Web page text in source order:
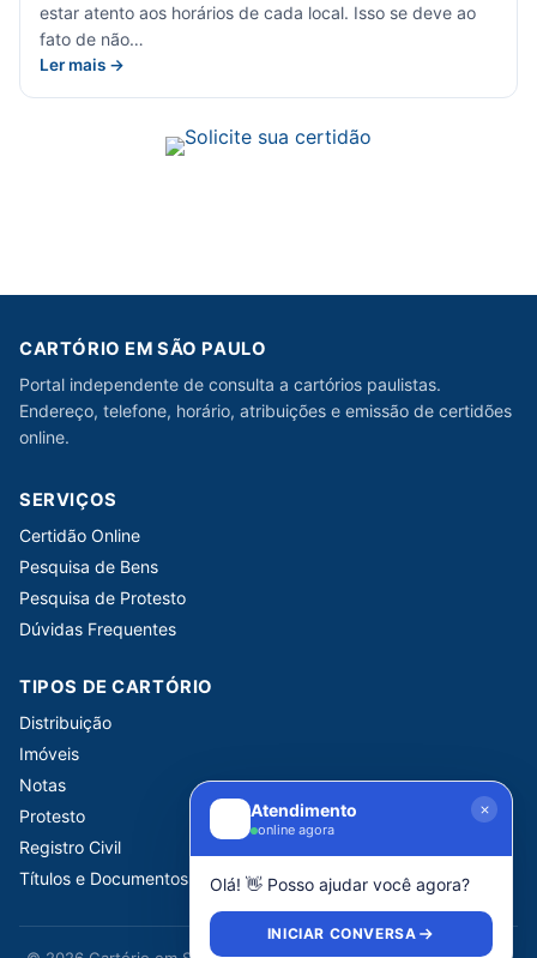
estar atento aos horários de cada local. Isso se deve ao
fato de não…
Ler mais →
CARTÓRIO EM SÃO PAULO
Portal independente de consulta a cartórios paulistas.
Endereço, telefone, horário, atribuições e emissão de certidões
online.
SERVIÇOS
Certidão Online
Pesquisa de Bens
Pesquisa de Protesto
Dúvidas Frequentes
TIPOS DE CARTÓRIO
Distribuição
Imóveis
Notas
Protesto
Registro Civil
Títulos e Documentos
Atendimento
online agora
Olá! 👋 Posso ajudar você agora?
INICIAR CONVERSA